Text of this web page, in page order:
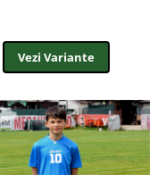
Vezi Variante